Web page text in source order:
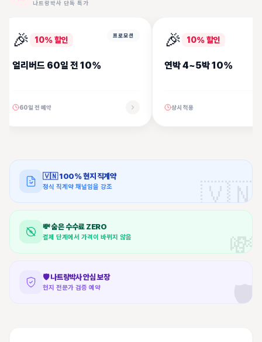
나트랑박사 단독 특가
🎉 10%할인 프로모션
얼리버드 60일 전 10%
60일 전 예약
🎉 10%할인
연박 4~5박 10%
상시 적용
🇻🇳
🇻🇳 100% 현지 직계약
정식 직계약 채널임을 강조
💸
💸숨은 수수료 ZERO
결제 단계에서 가격이 바뀌지 않음
🛡️
🛡️ 나트랑박사 안심 보장
현지 전문가 검증 예약